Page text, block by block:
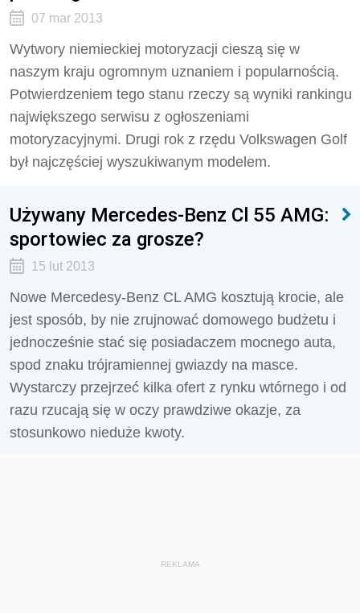
07 mar 2013
Wytwory niemieckiej motoryzacji cieszą się w
naszym kraju ogromnym uznaniem i popularnością.
Potwierdzeniem tego stanu rzeczy są wyniki rankingu
największego serwisu z ogłoszeniami
motoryzacyjnymi. Drugi rok z rzędu Volkswagen Golf
był najczęściej wyszukiwanym modelem.
Używany Mercedes-Benz Cl 55 AMG:
sportowiec za grosze?
15 lut 2013
Nowe Mercedesy-Benz CL AMG kosztują krocie, ale
jest sposób, by nie zrujnować domowego budżetu i
jednocześnie stać się posiadaczem mocnego auta,
spod znaku trójramiennej gwiazdy na masce.
Wystarczy przejrzeć kilka ofert z rynku wtórnego i od
razu rzucają się w oczy prawdziwe okazje, za
stosunkowo nieduże kwoty.
REKLAMA